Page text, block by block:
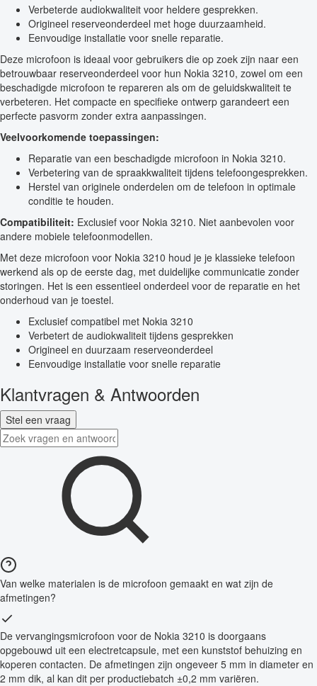
Verbeterde audiokwaliteit voor heldere gesprekken.
Origineel reserveonderdeel met hoge duurzaamheid.
Eenvoudige installatie voor snelle reparatie.
Deze microfoon is ideaal voor gebruikers die op zoek zijn naar een
betrouwbaar reserveonderdeel voor hun Nokia 3210, zowel om een
beschadigde microfoon te repareren als om de geluidskwaliteit te
verbeteren. Het compacte en specifieke ontwerp garandeert een
perfecte pasvorm zonder extra aanpassingen.
Veelvoorkomende toepassingen:
Reparatie van een beschadigde microfoon in Nokia 3210.
Verbetering van de spraakkwaliteit tijdens telefoongesprekken.
Herstel van originele onderdelen om de telefoon in optimale
conditie te houden.
Compatibiliteit: Exclusief voor Nokia 3210. Niet aanbevolen voor
andere mobiele telefoonmodellen.
Met deze microfoon voor Nokia 3210 houd je je klassieke telefoon
werkend als op de eerste dag, met duidelijke communicatie zonder
storingen. Het is een essentieel onderdeel voor de reparatie en het
onderhoud van je toestel.
Exclusief compatibel met Nokia 3210
Verbetert de audiokwaliteit tijdens gesprekken
Origineel en duurzaam reserveonderdeel
Eenvoudige installatie voor snelle reparatie
Klantvragen & Antwoorden
Stel een vraag
Van welke materialen is de microfoon gemaakt en wat zijn de
afmetingen?
De vervangingsmicrofoon voor de Nokia 3210 is doorgaans
opgebouwd uit een electretcapsule, met een kunststof behuizing en
koperen contacten. De afmetingen zijn ongeveer 5 mm in diameter en
2 mm dik, al kan dit per productiebatch ±0,2 mm variëren.